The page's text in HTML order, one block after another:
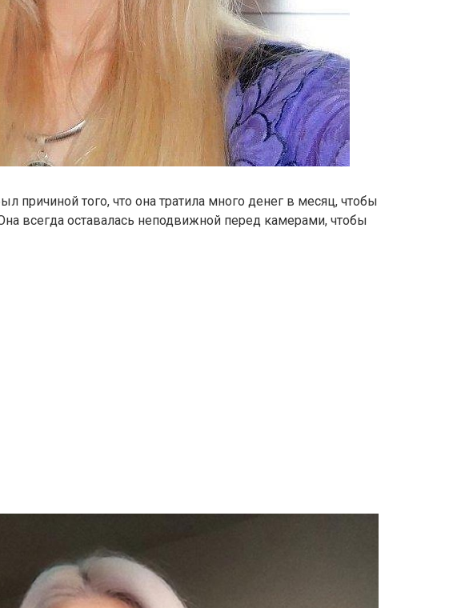
причиной того, что она тратила много денег в месяц, чтобы
всегда оставалась неподвижной перед камерами, чтобы